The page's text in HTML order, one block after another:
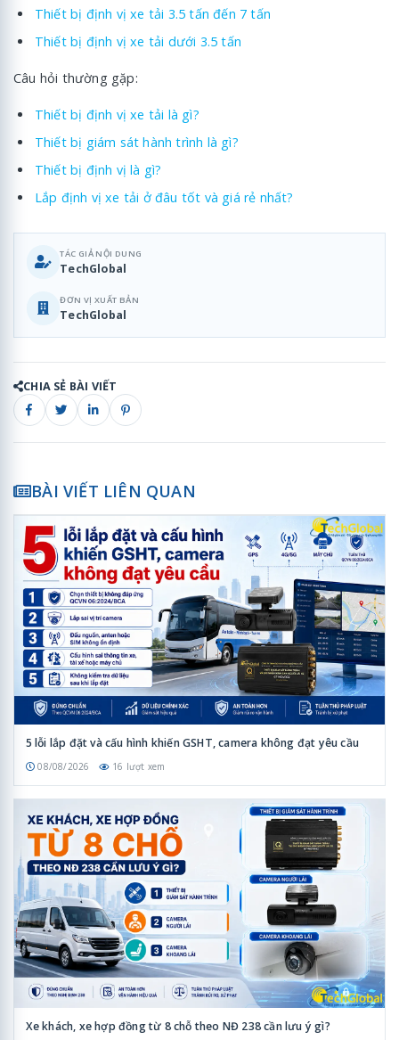
Thiết bị định vị xe tải 3.5 tấn đến 7 tấn
Thiết bị định vị xe tải dưới 3.5 tấn
Câu hỏi thường gặp:
Thiết bị định vị xe tải là gì?
Thiết bị giám sát hành trình là gì?
Thiết bị định vị là gì?
Lắp định vị xe tải ở đâu tốt và giá rẻ nhất?
TÁC GIẢ NỘI DUNG
TechGlobal
ĐƠN VỊ XUẤT BẢN
TechGlobal
CHIA SẺ BÀI VIẾT
BÀI VIẾT LIÊN QUAN
5 lỗi lắp đặt và cấu hình khiến GSHT, camera không đạt yêu cầu
08/08/2026 16 lượt xem
Xe khách, xe hợp đồng từ 8 chỗ theo NĐ 238 cần lưu ý gì?